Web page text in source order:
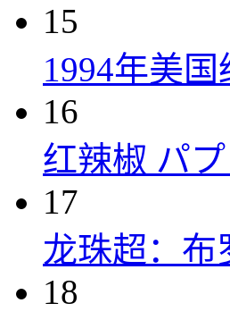
15
1994年美
16
红辣椒 パ
17
龙珠超：布
18